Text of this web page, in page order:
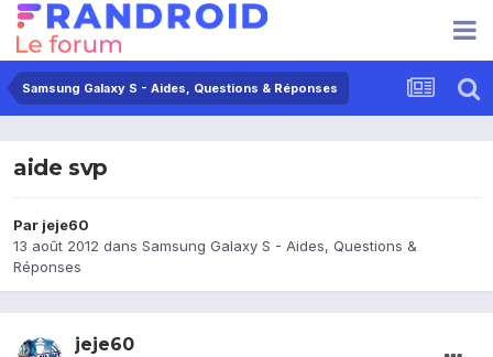
Samsung Galaxy S - Aides, Questions & Réponses
aide svp
Par jeje60
13 août 2012 dans Samsung Galaxy S - Aides, Questions &
Réponses
jeje60